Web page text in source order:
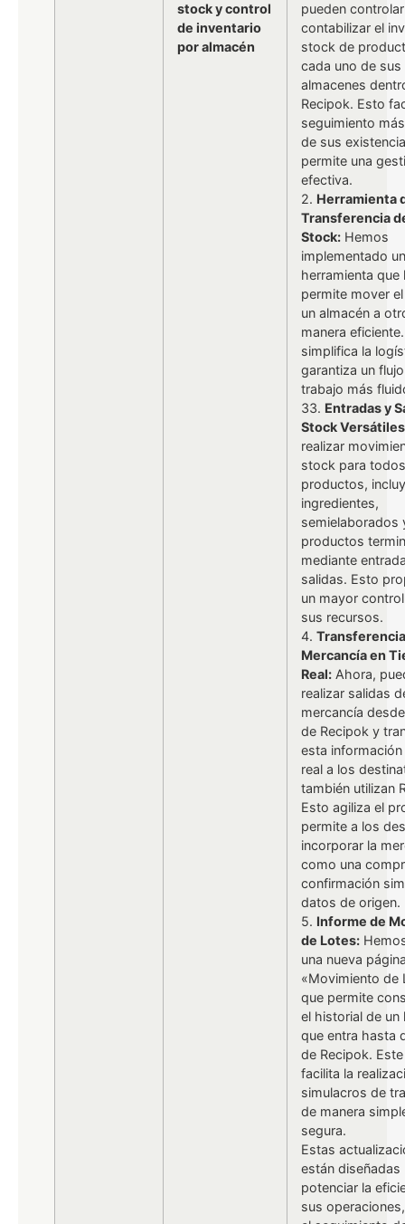
stock y control
de inventario
por almacén
pueden
contabilizar el
stock de
cada uno de sus
almacenes
Recipok. Esto
seguimiento
de sus
permite una
efectiva.
2. Herramienta
Transferencia
Stock: Hemos
implementado
herramienta que
permite mover
un almacén a
manera
simplifica la
garantiza un
trabajo más
33. Entradas y
Stock
realizar
stock para
productos,
ingredientes,
semielaborados
productos
mediante
salidas. Esto
un mayor
sus recursos.
4.
Mercancía en
Real: Ahora,
realizar salidas
mercancía
de Recipok y
esta
real a los
también utilizan
Esto agiliza el
permite a los
incorporar la
como una
confirmación
datos de origen.
5. Informe de
de Lotes:
una nueva
«Movimiento de
que permite
el historial de un
que entra hasta
de Recipok.
facilita la
simulacros de
de manera
segura.
Estas
están diseñadas
potenciar la
sus